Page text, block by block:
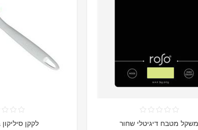
מטבח דיגיטלי שחור לקקן סיליקון Tescoma